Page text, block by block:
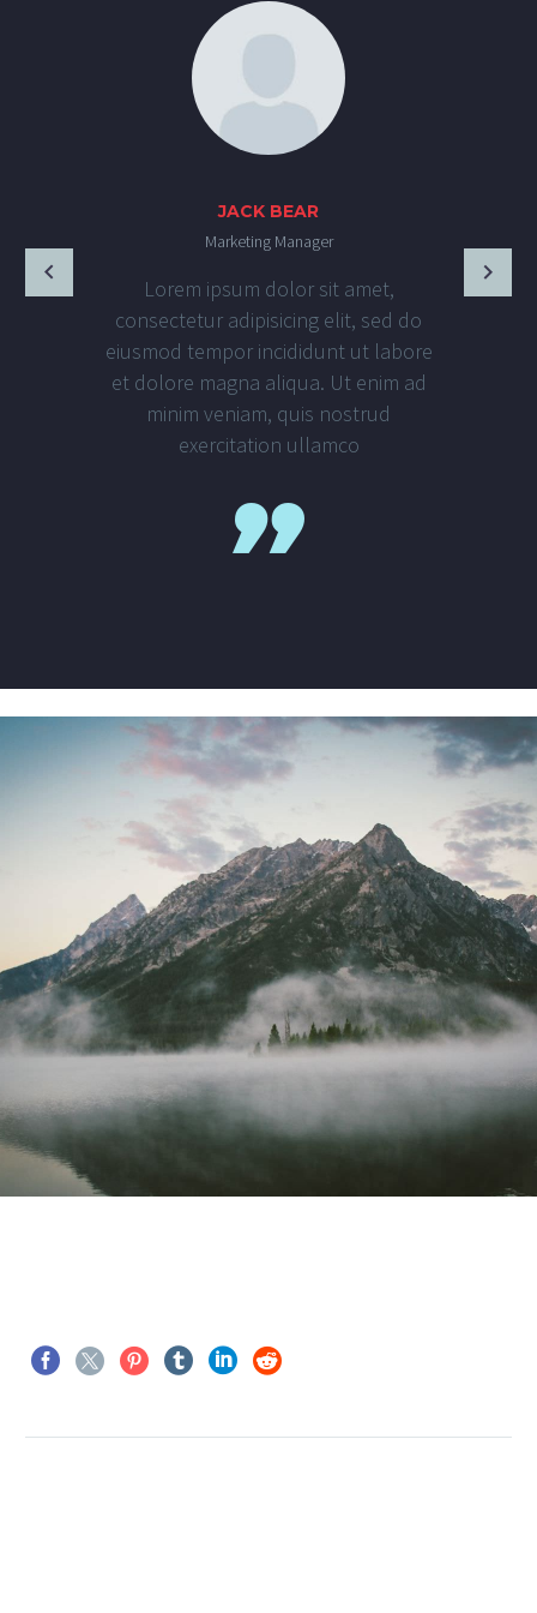
JACK BEAR
Marketing Manager
Lorem ipsum dolor sit amet,
consectetur adipisicing elit, sed do
eiusmod tempor incididunt ut labore
et dolore magna aliqua. Ut enim ad
minim veniam, quis nostrud
exercitation ullamco